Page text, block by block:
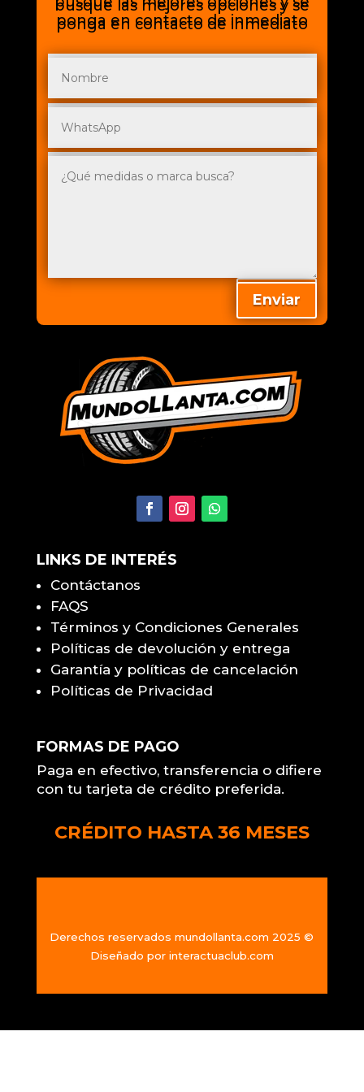
ponga en contacto de inmediato
Enviar
LINKS DE INTERÉS
Contáctanos
FAQS
Términos y Condiciones Generales
Políticas de devolución y entrega
Garantía y políticas de cancelación
Políticas de Privacidad
FORMAS DE PAGO
Paga en efectivo, transferencia o difiere
con tu tarjeta de crédito preferida.
CRÉDITO HASTA 36 MESES
Derechos reservados mundollanta.com 2025 ©
Diseñado por interactuaclub.com
busque las mejores opciones y se
ponga en contacto de inmediato
Enviar